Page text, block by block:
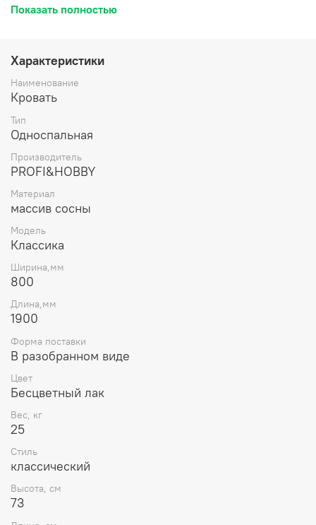
выполнена из высококачественного натурального
в интерьер квартиры, загородного дома или дачи,
нужно только докупить матрас (в комплект не входит).
Кровать продается в разобранном виде.
Показать полностью
Характеристики
Наименование
Кровать
Тип
Односпальная
Производитель
PROFI&HOBBY
Материал
массив сосны
Модель
Классика
Ширина,мм
800
Длина,мм
1900
Форма поставки
В разобранном виде
Цвет
Бесцветный лак
Вес, кг
25
Стиль
классический
Высота, см
73